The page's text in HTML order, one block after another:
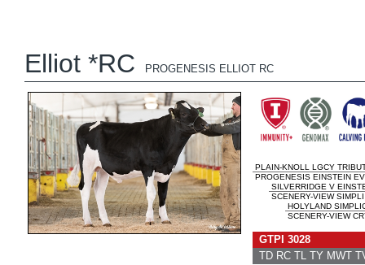
Elliot *RC PROGENESIS ELLIOT RC
PLAIN-KNOLL LGCY
PROGENESIS EINSTEIN
SILVERRIDGE V
SCENERY-VIEW
HOLYLAND
SCENERY-VIEW
GTPI 3028
TD RC TL TY MWT